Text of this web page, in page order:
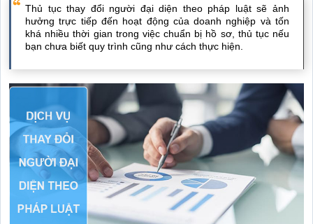
Thủ tục thay đổi người đại diện theo pháp luật sẽ ảnh
hưởng trực tiếp đến hoạt động của doanh nghiệp và tốn
khá nhiều thời gian trong việc chuẩn bị hồ sơ, thủ tục nếu
bạn chưa biết quy trình cũng như cách thực hiện.